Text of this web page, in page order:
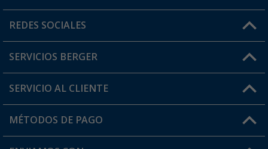
Horario de atención al cliente:
¿Tienes alguna duda?
REDES SOCIALES
SERVICIOS BERGER
Conviértete en distribuidor
Mi cuenta
SERVICIO AL CLIENTE
FAQ y Contacto
MÉTODOS DE PAGO